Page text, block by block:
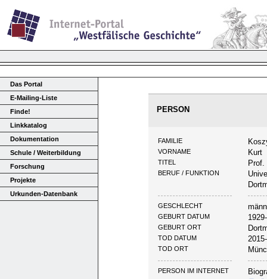
Das Portal
E-Mailing-Liste
Finde!
Linkkatalog
Dokumentation
Schule / Weiterbildung
Forschung
Projekte
Urkunden-Datenbank
PERSON
FAMILIE
VORNAME Kurt
TITEL Prof.
BERUF / FUNKTION
GESCHLECHT
GEBURT DATUM
GEBURT ORT
TOD DATUM
TOD ORT
PERSON IM INTERNET